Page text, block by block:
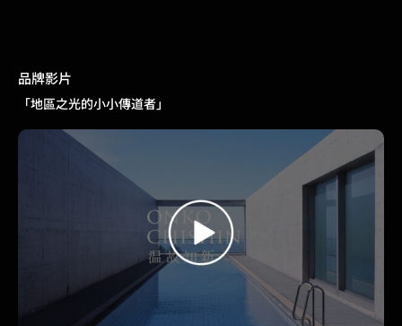
品牌影片
「地區之光的小小傳道者」